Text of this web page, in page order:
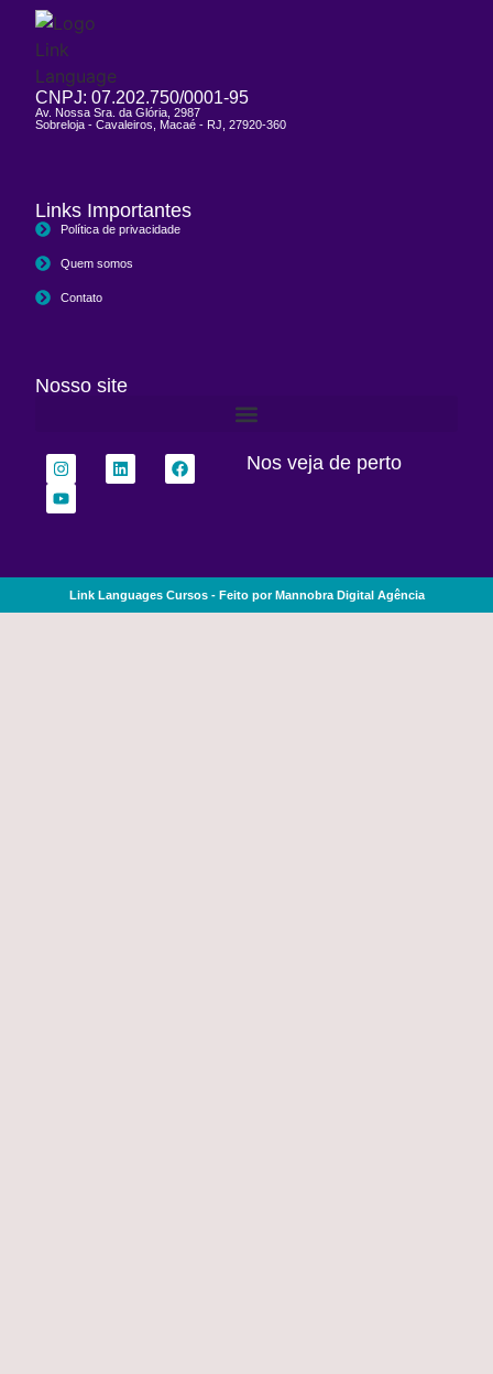
CNPJ: 07.202.750/0001-95
Av. Nossa Sra. da Glória, 2987
Sobreloja - Cavaleiros, Macaé - RJ, 27920-360
Links Importantes
Política de privacidade
Quem somos
Contato
Nosso site
Nos veja de perto
Link Languages Cursos - Feito por Mannobra Digital Agência